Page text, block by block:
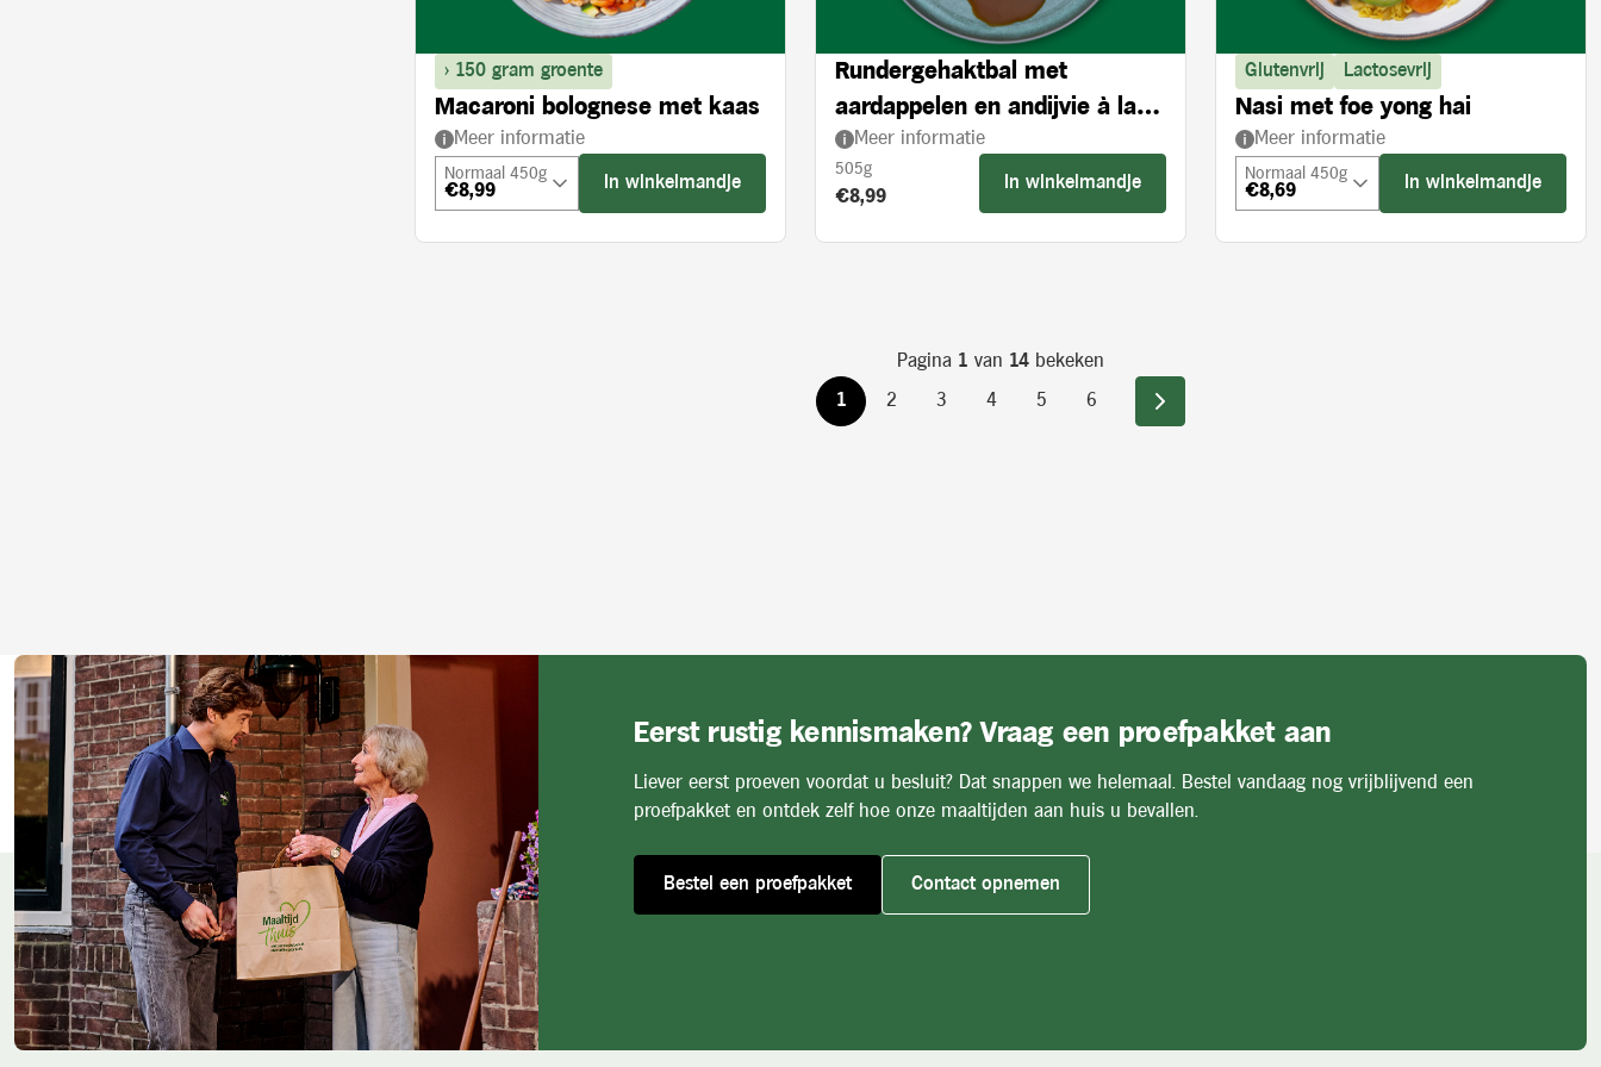
> 150 gram groente
Macaroni bolognese met kaas
Meer informatie
Normaal 450g
€8,99 In winkelmandje
Rundergehaktbal met
aardappelen en andijvie à la
crème
Meer informatie
505g
Product prijs:
€8,99
In winkelmandje
Glutenvrij Lactosevrij
Nasi met foe yong hai
Meer informatie
Normaal 450g
€8,69 In winkelmandje
Pagina 1 van 14 bekeken
1 2 3 4 5 6
Eerst rustig kennismaken? Vraag een proefpakket aan
Liever eerst proeven voordat u besluit? Dat snappen we helemaal. Bestel vandaag nog vrijblijvend een
proefpakket en ontdek zelf hoe onze maaltijden aan huis u bevallen.
Bestel een proefpakket Contact opnemen